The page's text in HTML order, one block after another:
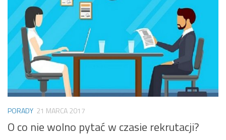
PORADY 21 MARCA 2017
O co nie wolno pytać w czasie rekrutacji?